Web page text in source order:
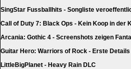
SingStar Fussballhits - Songliste
Call of Duty 7: Black Ops - Kein Koop in der
Arcania: Gothic 4 - Screenshots zeigen
Guitar Hero: Warriors of Rock - Erste Details
LittleBigPlanet - Heavy Rain DLC